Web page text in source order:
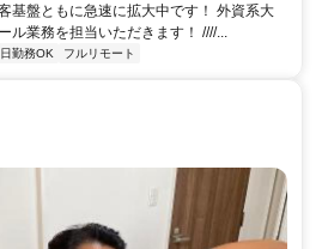
基盤ともに急速に拡大中です！ 外資系大
ル業務を担当いただきます！ ////...
勤務OK フルリモート